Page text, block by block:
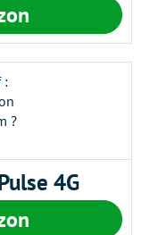
4G